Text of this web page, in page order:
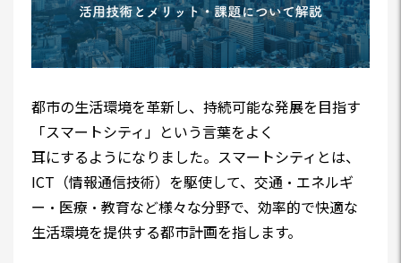
都市の生活環境を革新し、持続可能な発展を目指す
「スマートシティ」という言葉をよく
耳にするようになりました。スマートシティとは、
ICT（情報通信技術）を駆使して、交通・エネルギ
ー・医療・教育など様々な分野で、効率的で快適な
生活環境を提供する都市計画を指します。